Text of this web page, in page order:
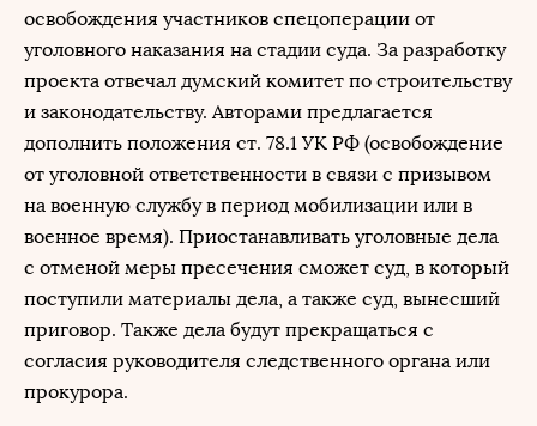
освобождения участников спецоперации от
уголовного наказания на стадии суда. За разработку
проекта отвечал думский комитет по строительству
и законодательству. Авторами предлагается
дополнить положения ст. 78.1 УК РФ (освобождение
от уголовной ответственности в связи с призывом
на военную службу в период мобилизации или в
военное время). Приостанавливать уголовные дела
с отменой меры пресечения сможет суд, в который
поступили материалы дела, а также суд, вынесший
приговор. Также дела будут прекращаться с
согласия руководителя следственного органа или
прокурора.